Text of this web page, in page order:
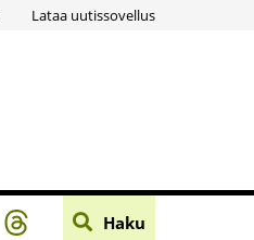
Lataa uutissovellus
Haku